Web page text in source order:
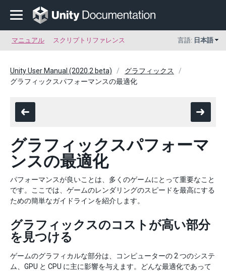
マニュアル スクリプトリファレンス 言語: 日本語
Unity User Manual (2020.2 beta)
グラフィックス
グラフィックスパフォーマンスの最適化
グラフィックスパフォーマ
ンスの最適化
パフォーマンスが良いことは、多くのゲームにとって重要なこと
です。ここでは、ゲームのレンダリングのスピードを最高にする
ための簡単なガイドラインを紹介します。
グラフィックスのコストが高い部分
を見つける
ゲームのグラフィカルな部分は、コンピューターの 2 つのシステ
ム、GPU と CPU に主に影響を与えます。どんな最適化であって